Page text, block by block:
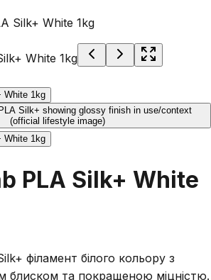
Silk+ White 1kg
PLA Silk+ White
філамент білого кольору з
блиском та покращеною міцністю.